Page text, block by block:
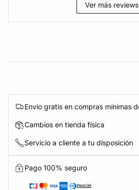
Ver más reviews
Envío gratis en compras mínimas
Cambios en tienda física
Servicio a cliente a tu disposición
Pago 100% seguro